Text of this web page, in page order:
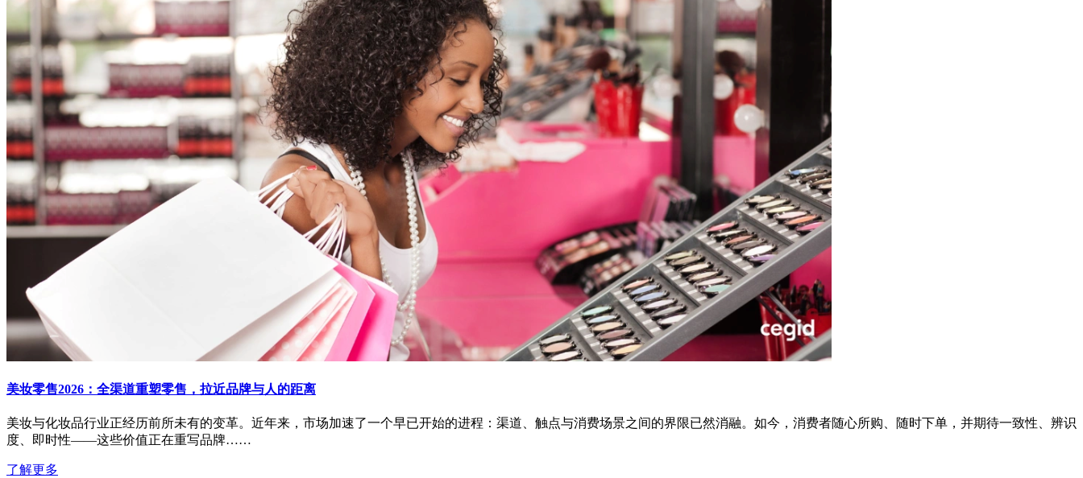
美妆零售2026：全渠道重塑零售，拉近品牌与人的距离
美妆与化妆品行业正经历前所未有的变革。近年来，市场加速了一个早已开始的进程：渠道、触点与消费场景之间的界限已然消融。如今，消费者随心所购、随时下单，并期待一致性、辨识
度、即时性——这些价值正在重写品牌……
了解更多